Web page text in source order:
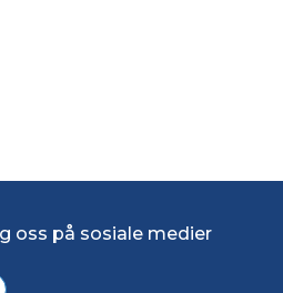
oss på sosiale medier